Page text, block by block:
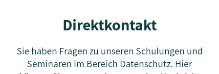
Direktkontakt
Sie haben Fragen zu unseren Schulungen und
Seminaren im Bereich Datenschutz. Hier